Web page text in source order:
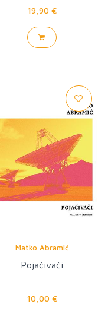
19,90 €
Matko Abramić
Pojačivači
10,00 €